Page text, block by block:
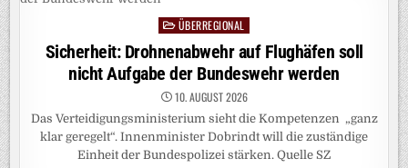
NÜTZEN
NIEMANDEM –
AUSSER R
USSLAND
PostedÜBERREGIONAL
Sicherheit: Drohnenabwehr auf Flughäfen soll
nicht Aufgabe der Bundeswehr werden
10. AUGUST 2026
Das Verteidigungsministerium sieht die Kompetenzen „ganz
klar geregelt“. Innenminister Dobrindt will die zuständige
Einheit der Bundespolizei stärken. Quelle SZ